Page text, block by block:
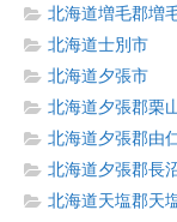
北海道増毛郡増
北海道士別市
北海道夕張市
北海道夕張郡栗
北海道夕張郡由
北海道夕張郡長
北海道天塩郡天